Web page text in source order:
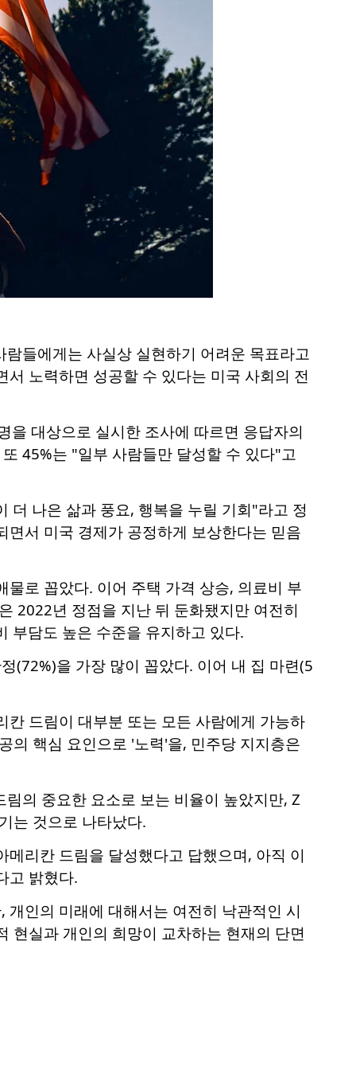
들에게는 사실상 실현하기 어려운 목표라고
노력하면 성공할 수 있다는 미국 사회의 전
을 대상으로 실시한 조사에 따르면 응답자의
45%는 "일부 사람들만 달성할 수 있다"고
더 나은 삶과 풍요, 행복을 누릴 기회"라고 정
서 미국 경제가 공정하게 보상한다는 믿음
로 꼽았다. 이어 주택 가격 상승, 의료비 부
2022년 정점을 지난 뒤 둔화됐지만 여전히
부담도 높은 수준을 유지하고 있다.
(72%)을 가장 많이 꼽았다. 이어 내 집 마련(5
드림이 대부분 또는 모든 사람에게 가능하
의 핵심 요인으로 '노력'을, 민주당 지지층은
의 중요한 요소로 보는 비율이 높았지만, Z
는 것으로 나타났다.
리칸 드림을 달성했다고 답했으며, 아직 이
고 밝혔다.
인의 미래에 대해서는 여전히 낙관적인 시
현실과 개인의 희망이 교차하는 현재의 단면